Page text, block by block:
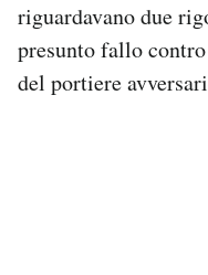
riguardavano due
presunto fallo
del portiere